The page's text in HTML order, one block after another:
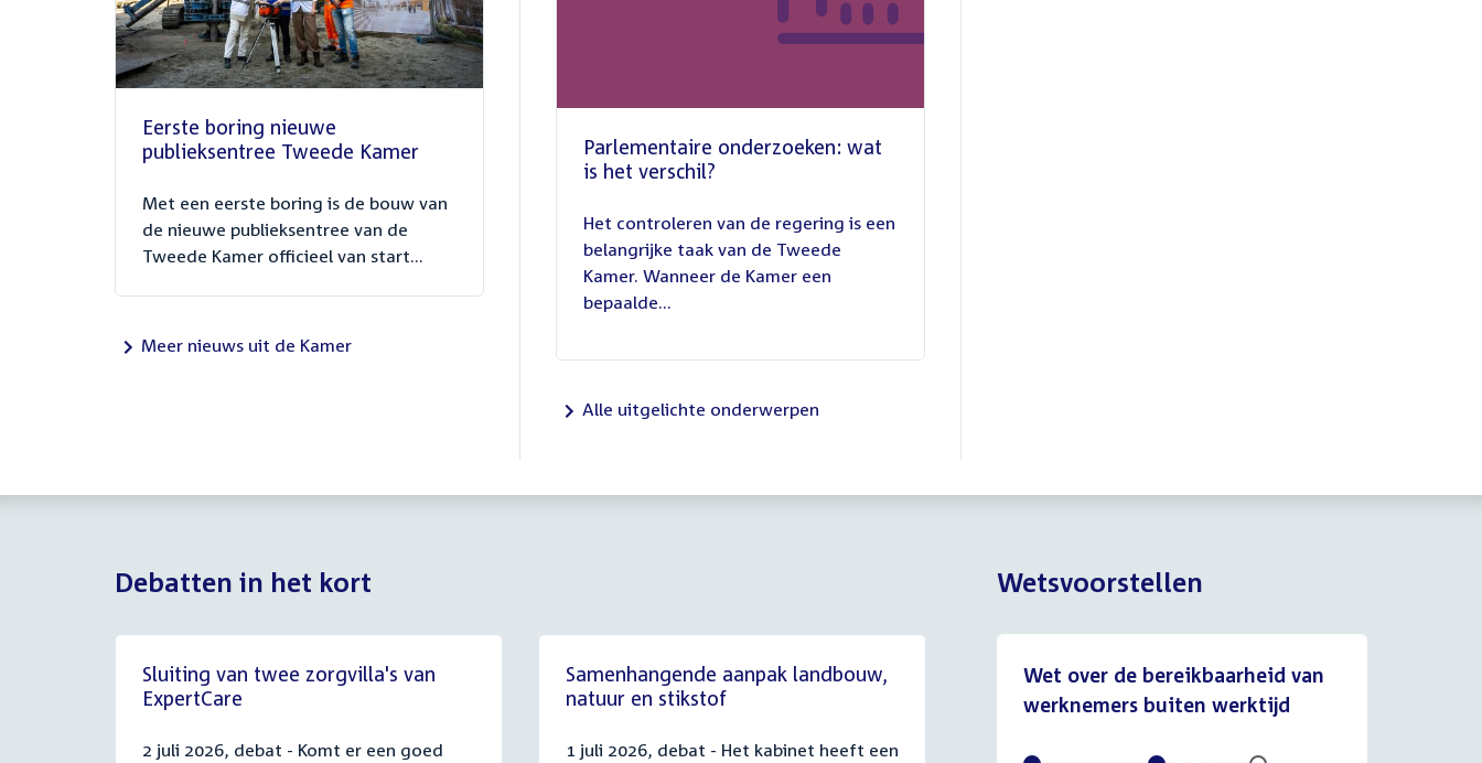
Eerste boring nieuwe
publieksentree Tweede Kamer
Met een eerste boring is de bouw van
de nieuwe publieksentree van de
Tweede Kamer officieel van start...
Meer nieuws uit de Kamer
Parlementaire onderzoeken: wat
is het verschil?
juli
2026
Het controleren van de regering is een
belangrijke taak van de Tweede
Kamer. Wanneer de Kamer een
bepaalde...
Alle uitgelichte onderwerpen
Debatten in het kort
Sluiting van twee zorgvilla's van
ExpertCare
2 juli 2026, debat - Komt er een goed
Samenhangende aanpak landbouw,
natuur en stikstof
1 juli 2026, debat - Het kabinet heeft een
Wetsvoorstellen
Wet over de bereikbaarheid van
werknemers buiten werktijd